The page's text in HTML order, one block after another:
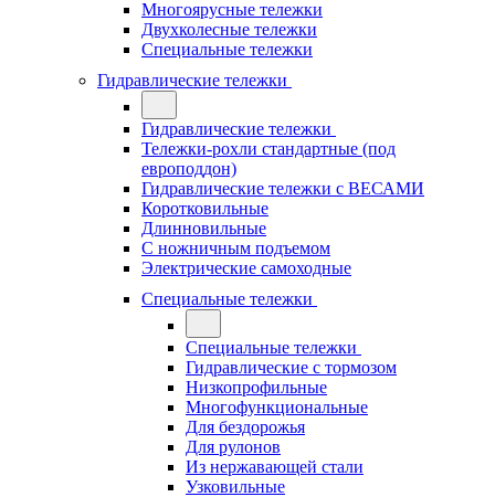
Многоярусные тележки
Двухколесные тележки
Специальные тележки
Гидравлические тележки
Гидравлические тележки
Тележки-рохли стандартные (под
европоддон)
Гидравлические тележки с ВЕСАМИ
Коротковильные
Длинновильные
С ножничным подъемом
Электрические самоходные
Специальные тележки
Специальные тележки
Гидравлические с тормозом
Низкопрофильные
Многофункциональные
Для бездорожья
Для рулонов
Из нержавающей стали
Узковильные